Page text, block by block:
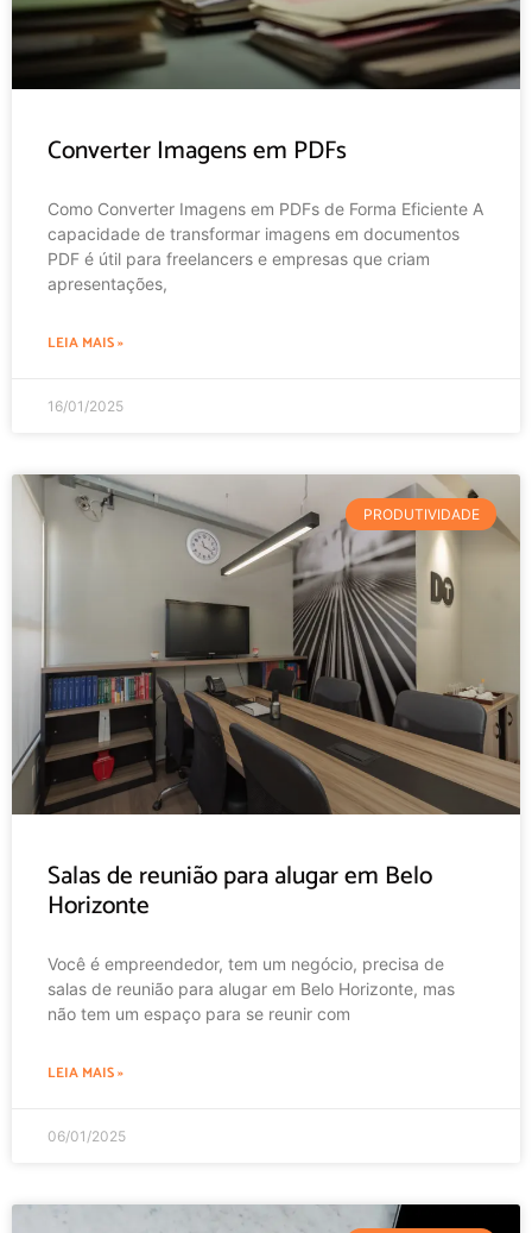
Converter Imagens em PDFs
Como Converter Imagens em PDFs de Forma Eficiente A
capacidade de transformar imagens em documentos
PDF é útil para freelancers e empresas que criam
apresentações,
LEIA MAIS »
16/01/2025
PRODUTIVIDADE
Salas de reunião para alugar em Belo
Horizonte
Você é empreendedor, tem um negócio, precisa de
salas de reunião para alugar em Belo Horizonte, mas
não tem um espaço para se reunir com
LEIA MAIS »
06/01/2025